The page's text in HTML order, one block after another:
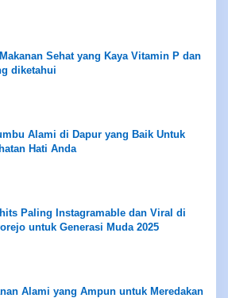
Sehat yang Kaya Vitamin P dan
diketahui
Alami di Dapur yang Baik Untuk
Hati Anda
Paling Instagramable dan Viral di
untuk Generasi Muda 2025
Alami yang Ampun untuk Meredakan